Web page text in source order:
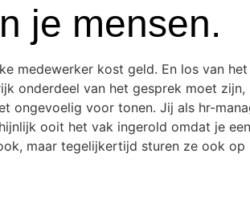
je mensen.
medewerker kost geld. En los van
onderdeel van het gesprek moet
ongevoelig voor tonen. Jij als hr-
ooit het vak ingerold omdat je
maar tegelijkertijd sturen ze ook op